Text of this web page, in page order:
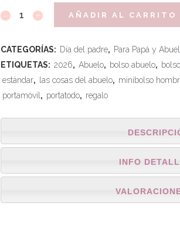
AÑADIR AL CARRITO
CATEGORÍAS: Día del padre, Para Papá y
ETIQUETAS: 2026, Abuelo, bolso abuelo,
estándar, las cosas del abuelo, minibolso
portamóvil , portatodo, regalo
INFO